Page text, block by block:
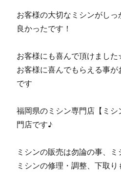
お客様の大切なミシンがし
良かったです！
お客様にも喜んで頂けまし
お客様に喜んでもらえる事
です
福岡県のミシン専門店【ミ
門店です♪
ミシンの販売は勿論の事、
ミシンの修理・調整、下取